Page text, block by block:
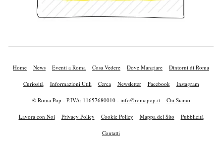
Home News Eventi a Roma Cosa Vedere Dove Mangiare Dintorni di Roma
Curiosità Informazioni Utili Cerca Newsletter Facebook Instagram
© Roma Pop - P.IVA: 11657680010 - info@romapop.it Chi Siamo
Lavora con Noi Privacy Policy Cookie Policy Mappa del Sito Pubblicità
Contatti